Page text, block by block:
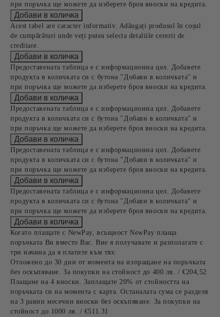
при поръчка ще можете да изберете броя вноски на кредита.
Acest tabel are caracter informativ. Adăugați produsul în coșul
de cumpărături unde veți putea selecta detaliile cererii de
creditare.
Предоставената таблица е с информационна цел. Добавете
продукта в количката си с бутона "Добави в количката" и
при поръчка ще можете да изберете броя вноски на кредита.
Предоставената таблица е с информационна цел. Добавете
продукта в количката си с бутона "Добави в количката" и
при поръчка ще можете да изберете броя вноски на кредита.
Предоставената таблица е с информационна цел. Добавете
продукта в количката си с бутона "Добави в количката" и
при поръчка ще можете да изберете броя вноски на кредита.
Предоставената таблица е с информационна цел. Добавете
продукта в количката си с бутона "Добави в количката" и
при поръчка ще можете да изберете броя вноски на кредита.
Когато плащате с NewPay, всъщност NewPay плаща
поръчката Ви вместо Вас. Вие я получавате и разполагате с
три начина да я платите към тях:
Отложено до 30 дни от момента на изпращане на поръчката
без оскъпяване. За покупки на стойност до 400 лв. / €204,52
Плащане на 4 вноски. Заплащате 20% от стойността на
поръчката си на момента с карта. Останалата сума се разделя
на 3 равни месечни вноски без оскъпяване. За покупки на
стойност до 1000 лв. / €511.31